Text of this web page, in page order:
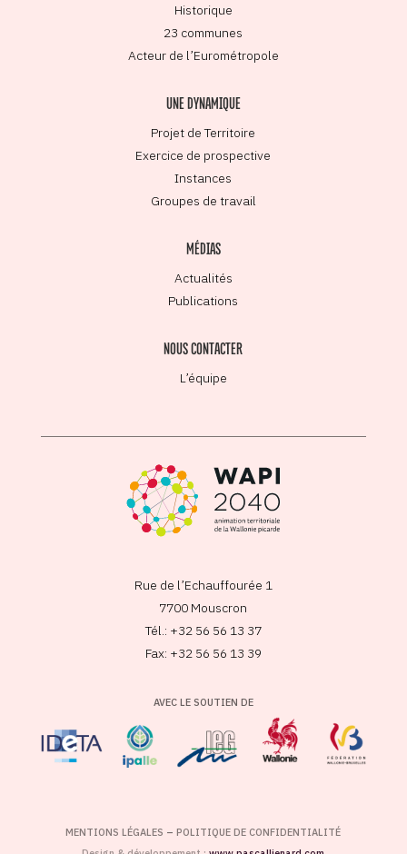
Historique
23 communes
Acteur de l’Eurométropole
UNE DYNAMIQUE
Projet de Territoire
Exercice de prospective
Instances
Groupes de travail
MÉDIAS
Actualités
Publications
NOUS CONTACTER
L’équipe
Rue de l’Echauffourée 1
7700 Mouscron
Tél.: +32 56 56 13 37
Fax: +32 56 56 13 39
AVEC LE SOUTIEN DE
MENTIONS LÉGALES –POLITIQUE DE CONFIDENTIALITÉ